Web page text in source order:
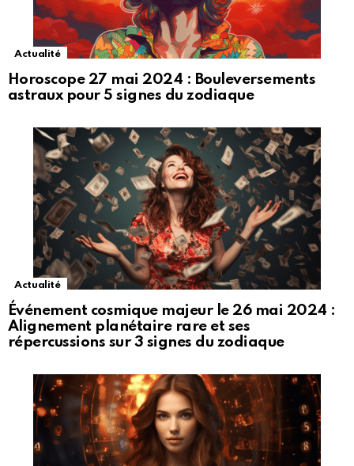
Actualité
Horoscope 27 mai 2024 : Bouleversements
astraux pour 5 signes du zodiaque
Actualité
Événement cosmique majeur le 26 mai 2024 :
Alignement planétaire rare et ses
répercussions sur 3 signes du zodiaque